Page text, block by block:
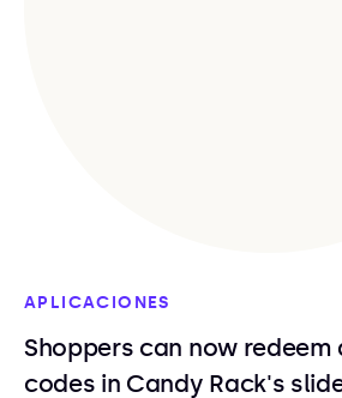
APLICACIONES
Shoppers can now redeem
codes in Candy Rack's